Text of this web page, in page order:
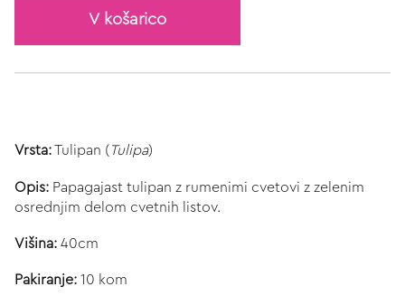
V košarico
Vrsta:Tulipan ( Tulipa)
Opis: Papagajast tulipan z rumenimi cvetovi z zelenim
osrednjim delom cvetnih listov.
Višina: 40cm
Pakiranje: 10 kom